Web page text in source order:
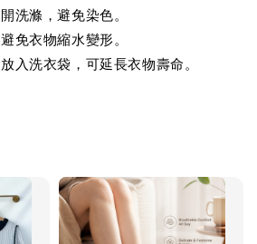
洗滌，避免染色。
免衣物縮水變形。
入洗衣袋，可延長衣物壽命。